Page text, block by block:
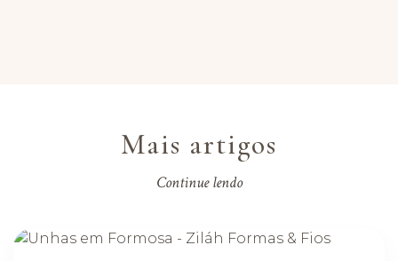
Mais artigos
Continue lendo